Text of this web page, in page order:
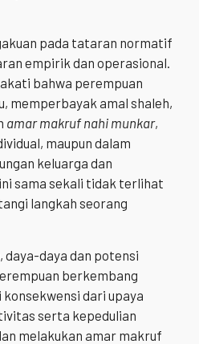
pada tataran normatif
empirik dan operasional.
bahwa perempuan
memperbayak amal shaleh,
amar makruf nahi munkar,
maupun dalam
keluarga dan
sama sekali tidak terlihat
langkah seorang
daya-daya dan potensi
berkembang
dari upaya
serta kepedulian
melakukan amar makruf